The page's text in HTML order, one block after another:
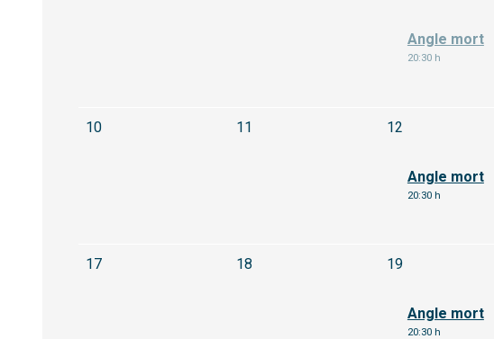
Angle mort
20:30 h
10 11 12
Angle mort
20:30 h
17 18 19Dimecres 19
Angle mort
20:30 h